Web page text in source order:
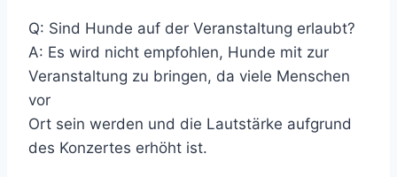
Q: Sind Hunde auf der Veranstaltung erlaubt?
A: Es wird nicht empfohlen, Hunde mit zur
Veranstaltung zu bringen, da viele Menschen
vor
Ort sein werden und die Lautstärke aufgrund
des Konzertes erhöht ist.